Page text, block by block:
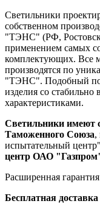
Светильники
собственном
"ТЭНС" (РФ,
применением самых
комплектующих. Все
производятся по
"ТЭНС". Подобный
изделия со
характеристиками.
Светильники имеют
Таможенного Союза,
испытательный
центр ОАО
Расширенная
Бесплатная